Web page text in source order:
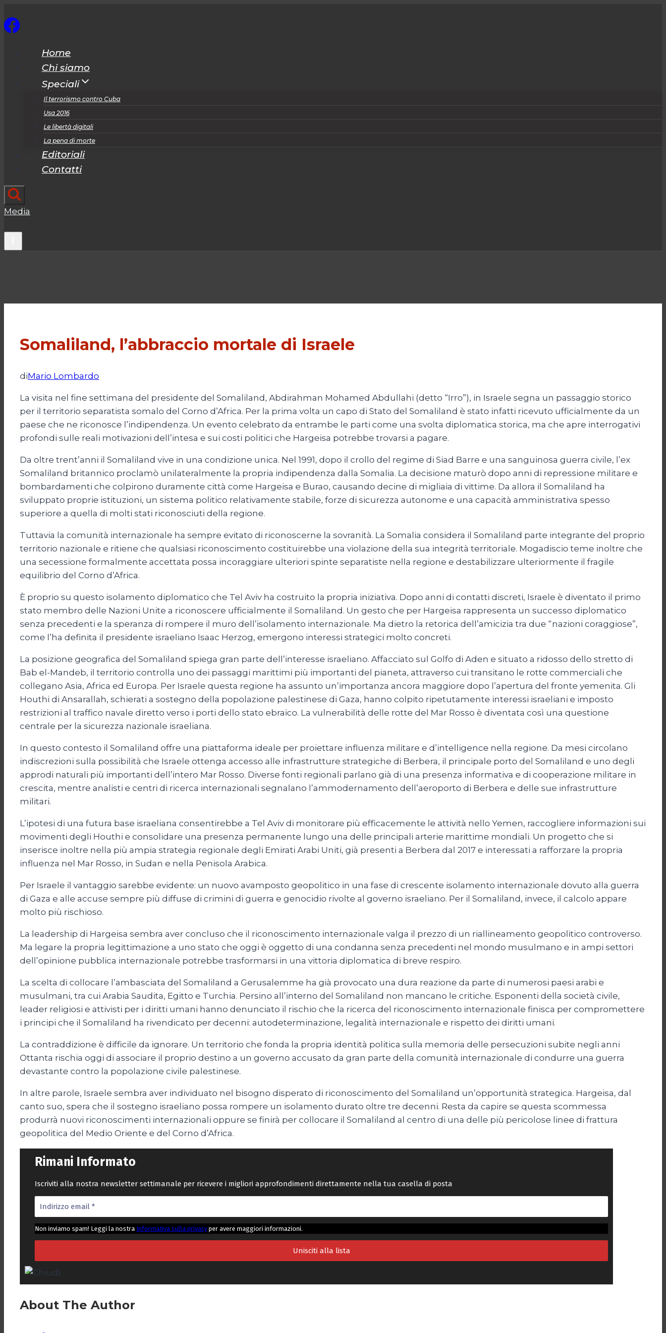
al
Home
Chi siamo
Speciali
Il terrorismo contro Cuba
Usa 2016
Le libertà digitali
La pena di morte
Editoriali
Contatti
Media
Somaliland, l’abbraccio mortale di Israele
diMario Lombardo
La visita nel fine settimana del presidente del Somaliland, Abdirahman Mohamed Abdullahi (detto “Irro”), in Israele segna un passaggio storico
per il territorio separatista somalo del Corno d’Africa. Per la prima volta un capo di Stato del Somaliland è stato infatti ricevuto ufficialmente da un
paese che ne riconosce l’indipendenza. Un evento celebrato da entrambe le parti come una svolta diplomatica storica, ma che apre interrogativi
profondi sulle reali motivazioni dell’intesa e sui costi politici che Hargeisa potrebbe trovarsi a pagare.
Da oltre trent’anni il Somaliland vive in una condizione unica. Nel 1991, dopo il crollo del regime di Siad Barre e una sanguinosa guerra civile, l’ex
Somaliland britannico proclamò unilateralmente la propria indipendenza dalla Somalia. La decisione maturò dopo anni di repressione militare e
bombardamenti che colpirono duramente città come Hargeisa e Burao, causando decine di migliaia di vittime. Da allora il Somaliland ha
sviluppato proprie istituzioni, un sistema politico relativamente stabile, forze di sicurezza autonome e una capacità amministrativa spesso
superiore a quella di molti stati riconosciuti della regione.
Tuttavia la comunità internazionale ha sempre evitato di riconoscerne la sovranità. La Somalia considera il Somaliland parte integrante del proprio
territorio nazionale e ritiene che qualsiasi riconoscimento costituirebbe una violazione della sua integrità territoriale. Mogadiscio teme inoltre che
una secessione formalmente accettata possa incoraggiare ulteriori spinte separatiste nella regione e destabilizzare ulteriormente il fragile
equilibrio del Corno d’Africa.
È proprio su questo isolamento diplomatico che Tel Aviv ha costruito la propria iniziativa. Dopo anni di contatti discreti, Israele è diventato il primo
stato membro delle Nazioni Unite a riconoscere ufficialmente il Somaliland. Un gesto che per Hargeisa rappresenta un successo diplomatico
senza precedenti e la speranza di rompere il muro dell’isolamento internazionale. Ma dietro la retorica dell’amicizia tra due “nazioni coraggiose”,
come l’ha definita il presidente israeliano Isaac Herzog, emergono interessi strategici molto concreti.
La posizione geografica del Somaliland spiega gran parte dell’interesse israeliano. Affacciato sul Golfo di Aden e situato a ridosso dello stretto di
Bab el-Mandeb, il territorio controlla uno dei passaggi marittimi più importanti del pianeta, attraverso cui transitano le rotte commerciali che
collegano Asia, Africa ed Europa. Per Israele questa regione ha assunto un’importanza ancora maggiore dopo l’apertura del fronte yemenita. Gli
Houthi di Ansarallah, schierati a sostegno della popolazione palestinese di Gaza, hanno colpito ripetutamente interessi israeliani e imposto
restrizioni al traffico navale diretto verso i porti dello stato ebraico. La vulnerabilità delle rotte del Mar Rosso è diventata così una questione
centrale per la sicurezza nazionale israeliana.
In questo contesto il Somaliland offre una piattaforma ideale per proiettare influenza militare e d’intelligence nella regione. Da mesi circolano
indiscrezioni sulla possibilità che Israele ottenga accesso alle infrastrutture strategiche di Berbera, il principale porto del Somaliland e uno degli
approdi naturali più importanti dell’intero Mar Rosso. Diverse fonti regionali parlano già di una presenza informativa e di cooperazione militare in
crescita, mentre analisti e centri di ricerca internazionali segnalano l’ammodernamento dell’aeroporto di Berbera e delle sue infrastrutture
militari.
L’ipotesi di una futura base israeliana consentirebbe a Tel Aviv di monitorare più efficacemente le attività nello Yemen, raccogliere informazioni sui
movimenti degli Houthi e consolidare una presenza permanente lungo una delle principali arterie marittime mondiali. Un progetto che si
inserisce inoltre nella più ampia strategia regionale degli Emirati Arabi Uniti, già presenti a Berbera dal 2017 e interessati a rafforzare la propria
influenza nel Mar Rosso, in Sudan e nella Penisola Arabica.
Per Israele il vantaggio sarebbe evidente: un nuovo avamposto geopolitico in una fase di crescente isolamento internazionale dovuto alla guerra
di Gaza e alle accuse sempre più diffuse di crimini di guerra e genocidio rivolte al governo israeliano. Per il Somaliland, invece, il calcolo appare
molto più rischioso.
La leadership di Hargeisa sembra aver concluso che il riconoscimento internazionale valga il prezzo di un riallineamento geopolitico controverso.
Ma legare la propria legittimazione a uno stato che oggi è oggetto di una condanna senza precedenti nel mondo musulmano e in ampi settori
dell’opinione pubblica internazionale potrebbe trasformarsi in una vittoria diplomatica di breve respiro.
La scelta di collocare l’ambasciata del Somaliland a Gerusalemme ha già provocato una dura reazione da parte di numerosi paesi arabi e
musulmani, tra cui Arabia Saudita, Egitto e Turchia. Persino all’interno del Somaliland non mancano le critiche. Esponenti della società civile,
leader religiosi e attivisti per i diritti umani hanno denunciato il rischio che la ricerca del riconoscimento internazionale finisca per compromettere
i principi che il Somaliland ha rivendicato per decenni: autodeterminazione, legalità internazionale e rispetto dei diritti umani.
La contraddizione è difficile da ignorare. Un territorio che fonda la propria identità politica sulla memoria delle persecuzioni subite negli anni
Ottanta rischia oggi di associare il proprio destino a un governo accusato da gran parte della comunità internazionale di condurre una guerra
devastante contro la popolazione civile palestinese.
In altre parole, Israele sembra aver individuato nel bisogno disperato di riconoscimento del Somaliland un’opportunità strategica. Hargeisa, dal
canto suo, spera che il sostegno israeliano possa rompere un isolamento durato oltre tre decenni. Resta da capire se questa scommessa
produrrà nuovi riconoscimenti internazionali oppure se finirà per collocare il Somaliland al centro di una delle più pericolose linee di frattura
geopolitica del Medio Oriente e del Corno d’Africa.
Rimani Informato
Iscriviti alla nostra newsletter settimanale per ricevere i migliori approfondimenti direttamente nella tua casella di posta
Non inviamo spam! Leggi la nostra Informativa sulla privacyper avere maggiori informazioni.
About The Author